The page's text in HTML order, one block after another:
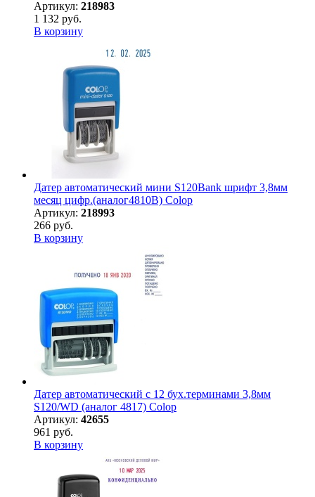
Артикул: 218983
1 132 руб.
В корзину
Датер автоматический мини S120Bank шрифт 3,8мм
месяц цифр.(аналог4810B) Colop
Артикул: 218993
266 руб.
В корзину
Датер автоматический с 12 бух.терминами 3,8мм
S120/WD (аналог 4817) Colop
Артикул: 42655
961 руб.
В корзину